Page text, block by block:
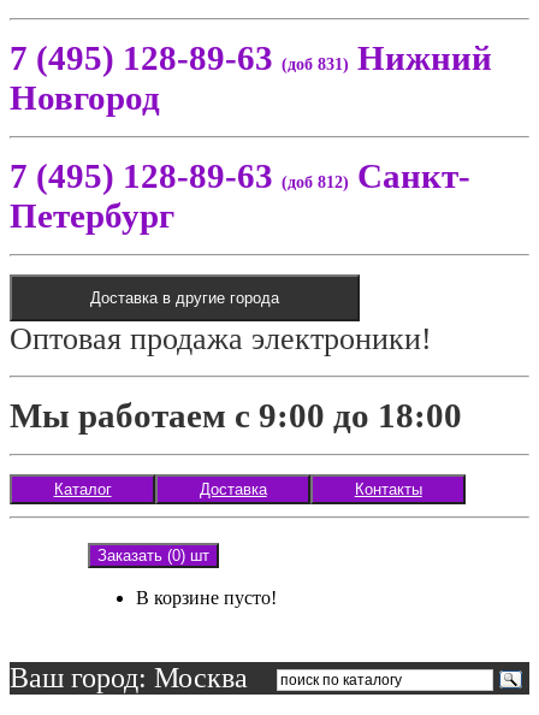
7 (495) 128-89-63 (доб 831) Нижний
Новгород
7 (495) 128-89-63 (доб 812) Санкт-
Петербург
Доставка в другие города
Оптовая продажа электроники!
Мы работаем с 9:00 до 18:00
Каталог Доставка Контакты
Заказать (0) шт
В корзине пусто!
Ваш город: Москва